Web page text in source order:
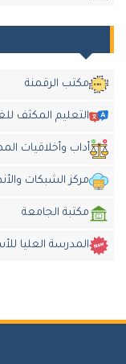
مكتب الرقمنة
التعليم المكثف للغات
أداب وأخلاقيات المهنة
مركز الشبكات والأنظمة
مكتبة الجامعة
المدرسة العليا للأساتذة